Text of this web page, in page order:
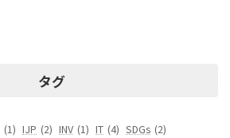
タグ
(1) IJP (2) INV (1) IT (4) SDGs (2)